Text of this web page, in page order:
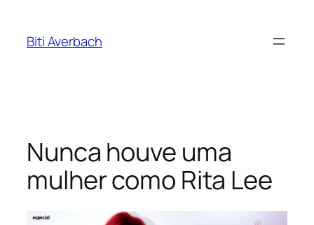
Biti Averbach
Nunca houve uma
mulher como Rita Lee